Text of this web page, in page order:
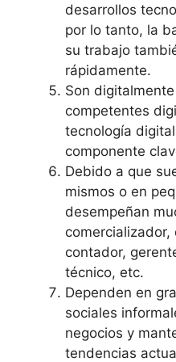
desarrollos
por lo tanto, la
su trabajo
rápidamente.
Son
competentes
tecnología
componente
Debido a que
mismos o en
desempeñan
contador,
técnico, etc.
Dependen en
sociales
negocios y
tendencias